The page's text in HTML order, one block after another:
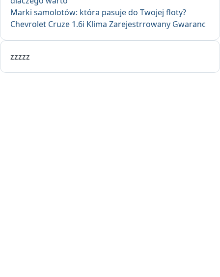
Marki samolotów: która pasuje do Twojej floty?
Chevrolet Cruze 1.6i Klima Zarejestrrowany Gwaranc
zzzzz